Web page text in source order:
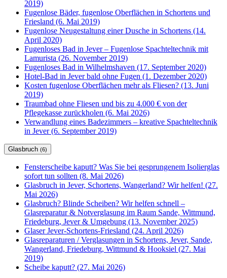
2019)
Fugenlose Bäder, fugenlose Oberflächen in Schortens und
Friesland (6. Mai 2019)
Fugenlose Neugestaltung einer Dusche in Schortens (14.
April 2020)
Fugenloses Bad in Jever – Fugenlose Spachteltechnik mit
Lamurista (26. November 2019)
Fugenloses Bad in Wilhelmshaven (17. September 2020)
Hotel-Bad in Jever bald ohne Fugen (1. Dezember 2020)
Kosten fugenlose Oberflächen mehr als Fliesen? (13. Juni
2019)
Traumbad ohne Fliesen und bis zu 4.000 € von der
Pflegekasse zurückholen (6. Mai 2026)
Verwandlung eines Badezimmers – kreative Spachteltechnik
in Jever (6. September 2019)
Glasbruch (6)
Fensterscheibe kaputt? Was Sie bei gesprungenem Isolierglas
sofort tun sollten (8. Mai 2026)
Glasbruch in Jever, Schortens, Wangerland? Wir helfen! (27.
Mai 2026)
Glasbruch? Blinde Scheiben? Wir helfen schnell –
Glasreparatur & Notverglasung im Raum Sande, Wittmund,
Friedeburg, Jever & Umgebung (13. November 2025)
Glaser Jever-Schortens-Friesland (24. April 2026)
Glasreparaturen / Verglasungen in Schortens, Jever, Sande,
Wangerland, Friedeburg, Wittmund & Hooksiel (27. Mai
2019)
Scheibe kaputt? (27. Mai 2026)